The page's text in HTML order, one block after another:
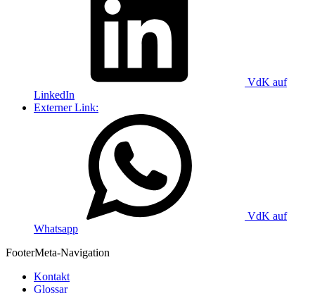
VdK auf
LinkedIn
Externer Link:
VdK auf
Whatsapp
FooterMeta-Navigation
Kontakt
Glossar